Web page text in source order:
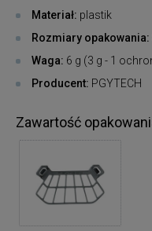
Materiał: plastik
Rozmiary opakowania:
Waga: 6 g (3 g - 1
Producent: PGYTECH
Zawartość